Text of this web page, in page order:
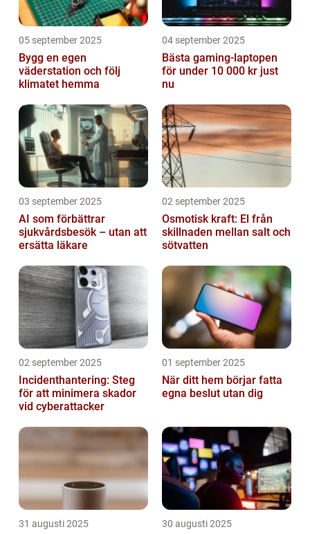
05 september 2025
Bygg en egen
väderstation och följ
klimatet hemma
04 september 2025
Bästa gaming-laptopen
för under 10 000 kr just
nu
03 september 2025
AI som förbättrar
sjukvårdsbesök – utan att
ersätta läkare
02 september 2025
Osmotisk kraft: El från
skillnaden mellan salt och
sötvatten
02 september 2025
Incidenthantering: Steg
för att minimera skador
vid cyberattacker
01 september 2025
När ditt hem börjar fatta
egna beslut utan dig
31 augusti 2025 30 augusti 2025